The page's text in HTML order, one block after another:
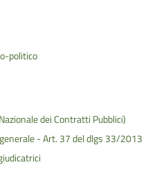
politico
dei Contratti Pubblici)
- Art. 37 del dlgs 33/2013